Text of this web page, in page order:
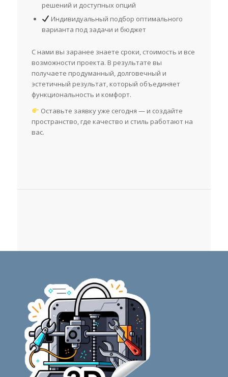
решений и доступных опций
Индивидуальный подбор оптимального
варианта под задачи и бюджет
С нами вы заранее знаете сроки, стоимость и все
возможности проекта. В результате вы
получаете продуманный, долговечный и
эстетичный результат, который объединяет
функциональность и комфорт.
Оставьте заявку уже сегодня — и создайте
пространство, где качество и стиль работают на
вас.